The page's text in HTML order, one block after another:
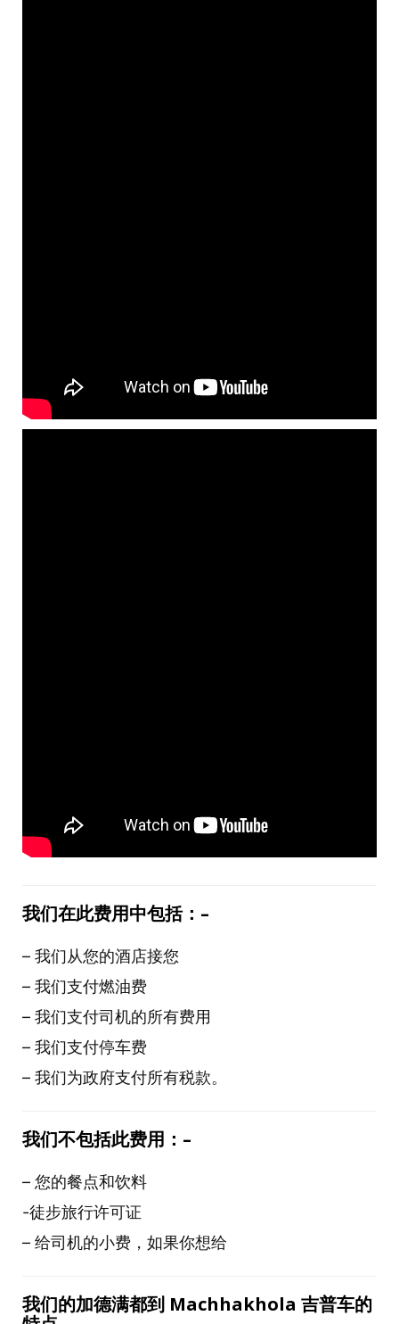
我们在此费用中包括： –
– 我们从您的酒店接您
– 我们支付燃油费
– 我们支付司机的所有费用
– 我们支付停车费
– 我们为政府支付所有税款。
我们不包括此费用： –
– 您的餐点和饮料
-徒步旅行许可证
– 给司机的小费，如果你想给
我们的加德满都到 Machhakhola 吉普车的